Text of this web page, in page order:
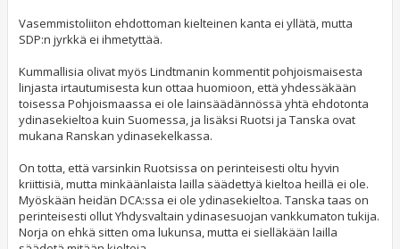
Vasemmistoliiton ehdottoman kielteinen kanta ei yllätä, mutta
SDP:n jyrkkä ei ihmetyttää.
Kummallisia olivat myös Lindtmanin kommentit pohjoismaisesta
linjasta irtautumisesta kun ottaa huomioon, että yhdessäkään
toisessa Pohjoismaassa ei ole lainsäädännössä yhtä ehdotonta
ydinasekieltoa kuin Suomessa, ja lisäksi Ruotsi ja Tanska ovat
mukana Ranskan ydinasekelkassa.
On totta, että varsinkin Ruotsissa on perinteisesti oltu hyvin
kriittisiä, mutta minkäänlaista lailla säädettyä kieltoa heillä ei ole.
Myöskään heidän DCA:ssa ei ole ydinasekieltoa. Tanska taas on
perinteisesti ollut Yhdysvaltain ydinasesuojan vankkumaton tukija.
Norja on ehkä sitten oma lukunsa, mutta ei sielläkään lailla